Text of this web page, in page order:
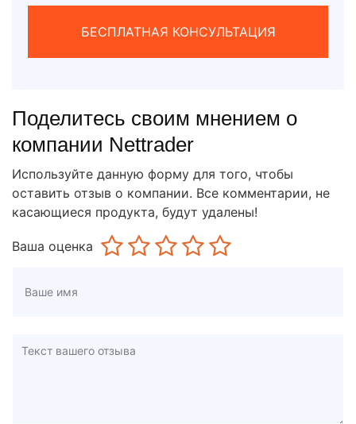
БЕСПЛАТНАЯ КОНСУЛЬТАЦИЯ
Поделитесь своим мнением о
компании Nettrader
Используйте данную форму для того, чтобы
оставить отзыв о компании. Все комментарии, не
касающиеся продукта, будут удалены!
Ваша оценка